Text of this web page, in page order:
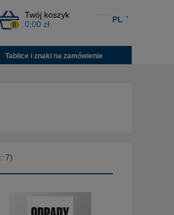
Twój koszyk
0 0,00 zł
PL
Tablice i znaki na zamówienie
7)